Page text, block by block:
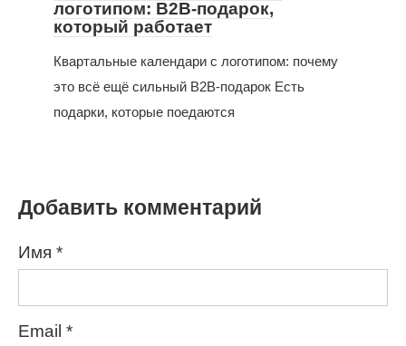
логотипом: B2B-подарок,
который работает
Квартальные календари с логотипом: почему
это всё ещё сильный B2B-подарок Есть
подарки, которые поедаются
Добавить комментарий
Имя *
Email *